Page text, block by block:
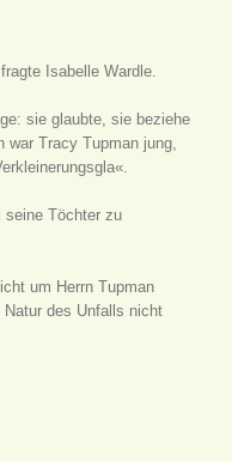
Isabelle Wardle.
sie glaubte, sie beziehe
Tracy Tupman jung,
seine Töchter zu
um Herrn Tupman
des Unfalls nicht